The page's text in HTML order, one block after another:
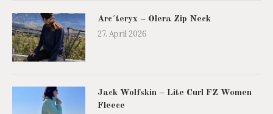
Arc´teryx – Olera Zip Neck
27. April 2026
Jack Wolfskin – Lite Curl FZ Women
Fleece